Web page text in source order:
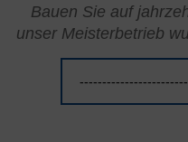
Bauen Sie auf
unser Meisterbetrieb